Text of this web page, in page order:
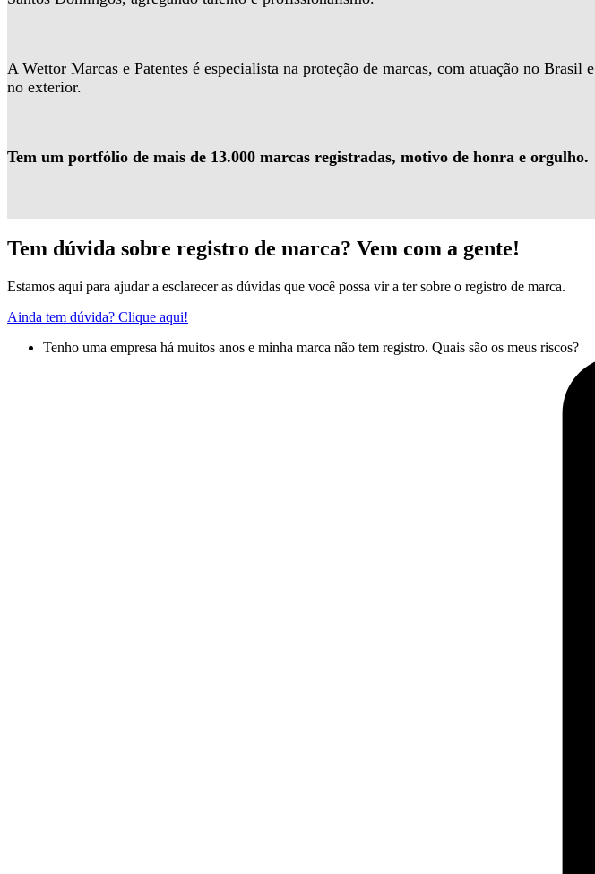
A Wettor Marcas e Patentes é especialista na proteção de marcas, com atuação no Brasil e
no exterior.
Tem um portfólio de mais de 13.000 marcas registradas, motivo de honra e orgulho.
Tem dúvida sobre registro de marca? Vem com a gente!
Estamos aqui para ajudar a esclarecer as dúvidas que você possa vir a ter sobre o registro de marca.
Ainda tem dúvida? Clique aqui!
Tenho uma empresa há muitos anos e minha marca não tem registro. Quais são os meus riscos?